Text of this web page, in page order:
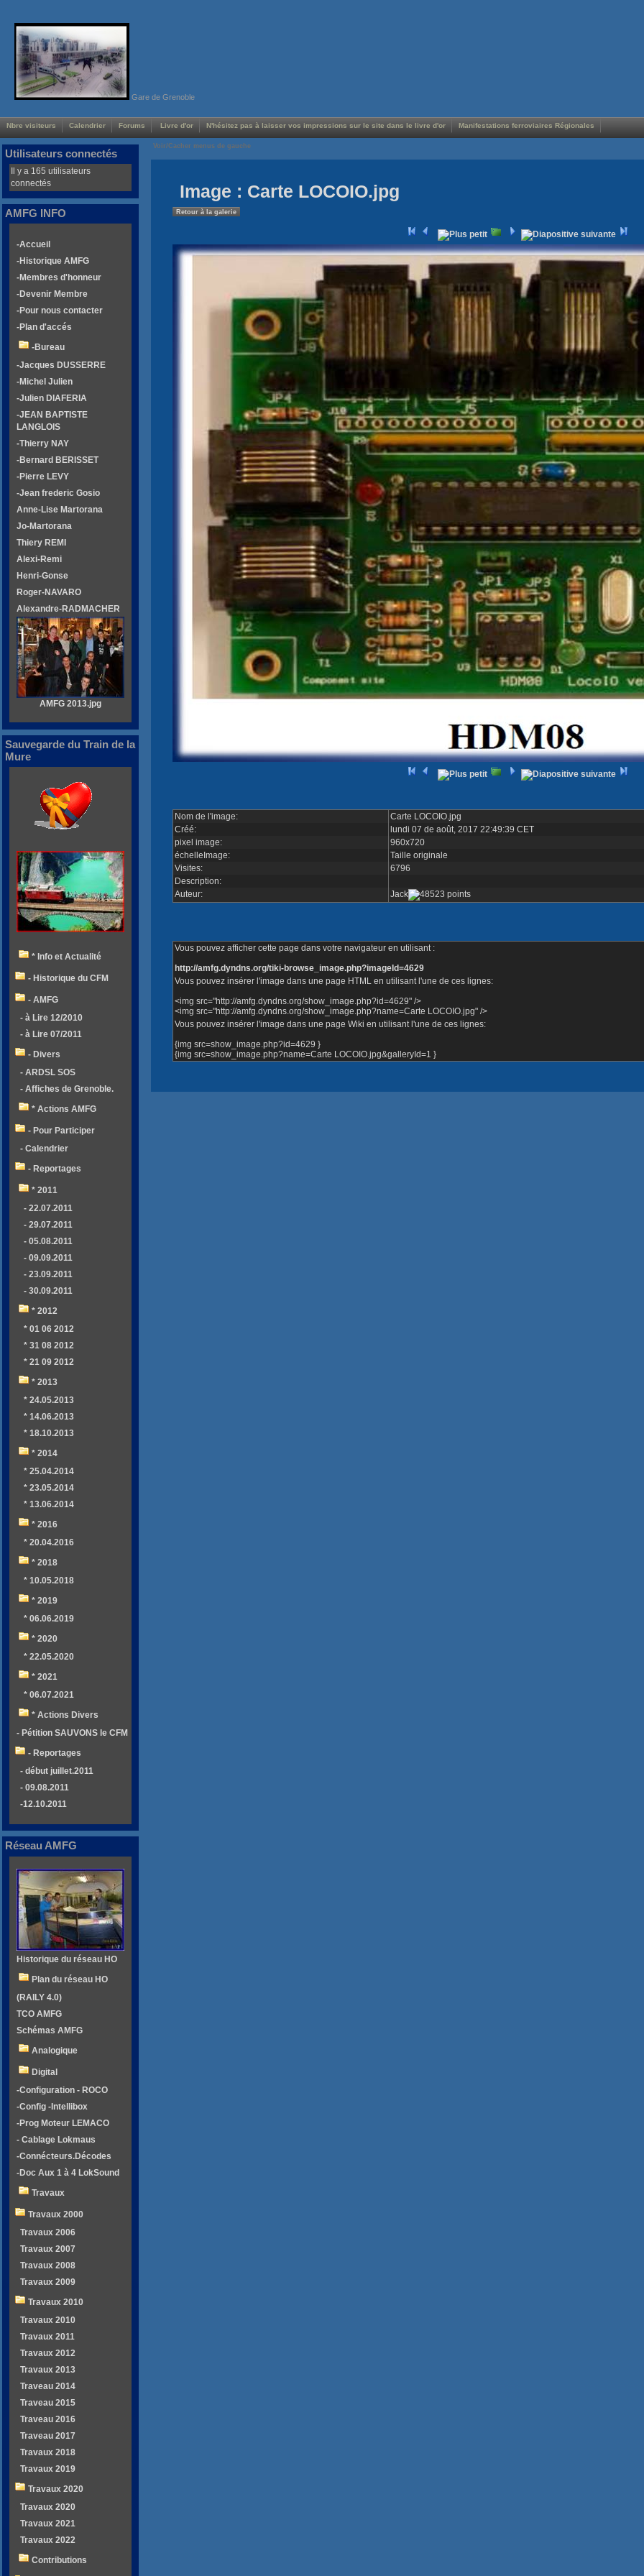
Gare de Grenoble
Nbre visiteurs Calendrier Forums Livre d'or N'hésitez pas à laisser vos impressions sur le site dans le livre d'or Manifestations ferroviaires Régionales
Voir/Cacher menus de gauche
Image : Carte LOCOIO.jpg
Retour à la galerie
Nom de l'image:
Carte LOCOIO.jpg
Créé:
lundi 07 de août, 2017 22:49:39 CET
pixel image:
960x720
échelleImage:
Taille originale
Visites:
6796
Description:
Auteur:
Jack
Vous pouvez afficher cette page dans votre navigateur en utilisant :
http://amfg.dyndns.org/tiki-browse_image.php?imageId=4629
Vous pouvez insérer l'image dans une page HTML en utilisant l'une de ces lignes:
<img src="http://amfg.dyndns.org/show_image.php?id=4629" />
<img src="http://amfg.dyndns.org/show_image.php?name=Carte LOCOIO.jpg" />
Vous pouvez insérer l'image dans une page Wiki en utilisant l'une de ces lignes:
{img src=show_image.php?id=4629 }
{img src=show_image.php?name=Carte LOCOIO.jpg&galleryId=1 }
Utilisateurs connectés
Il y a 165 utilisateurs
connectés
AMFG INFO
-Accueil
-Historique AMFG
-Membres d'honneur
-Devenir Membre
-Pour nous contacter
-Plan d'accés
-Bureau
-Jacques DUSSERRE
-Michel Julien
-Julien DIAFERIA
-JEAN BAPTISTE
LANGLOIS
-Thierry NAY
-Bernard BERISSET
-Pierre LEVY
-Jean frederic Gosio
Anne-Lise Martorana
Jo-Martorana
Thiery REMI
Alexi-Remi
Henri-Gonse
Roger-NAVARO
Alexandre-RADMACHER
AMFG 2013.jpg
Sauvegarde du Train de la
Mure
* Info et Actualité
- Historique du CFM
- AMFG
- à Lire 12/2010
- à Lire 07/2011
- Divers
- ARDSL SOS
- Affiches de Grenoble.
* Actions AMFG
- Pour Participer
- Calendrier
- Reportages
* 2011
- 22.07.2011
- 29.07.2011
- 05.08.2011
- 09.09.2011
- 23.09.2011
- 30.09.2011
* 2012
* 01 06 2012
* 31 08 2012
* 21 09 2012
* 2013
* 24.05.2013
* 14.06.2013
* 18.10.2013
* 2014
* 25.04.2014
* 23.05.2014
* 13.06.2014
* 2016
* 20.04.2016
* 2018
* 10.05.2018
* 2019
* 06.06.2019
* 2020
* 22.05.2020
* 2021
* 06.07.2021
* Actions Divers
- Pétition SAUVONS le CFM
- Reportages
- début juillet.2011
- 09.08.2011
-12.10.2011
Réseau AMFG
Historique du réseau HO
Plan du réseau HO
(RAILY 4.0)
TCO AMFG
Schémas AMFG
Analogique
Digital
-Configuration - ROCO
-Config -Intellibox
-Prog Moteur LEMACO
- Cablage Lokmaus
-Connécteurs.Décodes
-Doc Aux 1 à 4 LokSound
Travaux
Travaux 2000
Travaux 2006
Travaux 2007
Travaux 2008
Travaux 2009
Travaux 2010
Travaux 2010
Travaux 2011
Travaux 2012
Travaux 2013
Traveau 2014
Traveau 2015
Traveau 2016
Traveau 2017
Travaux 2018
Travaux 2019
Travaux 2020
Travaux 2020
Travaux 2021
Travaux 2022
Contributions